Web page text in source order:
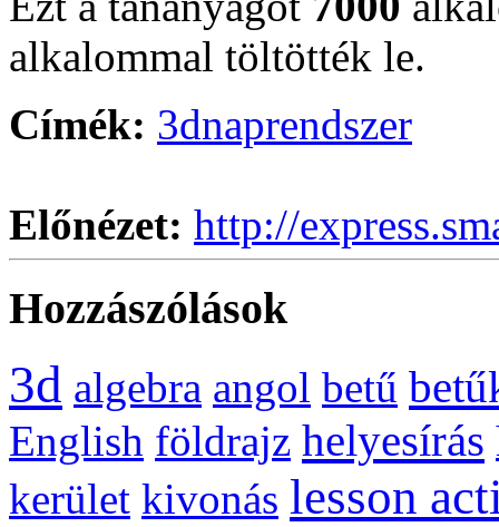
alkalommal töltötték le.
Címék: 3dnaprendszer
Előnézet: http://
Hozzászólások
3d algebra angol betű
English földrajz helyesírás
kerület kivonás lesson